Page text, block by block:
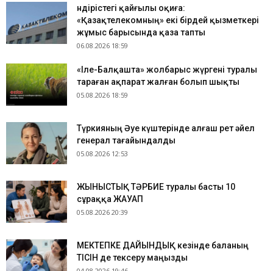
Өндірістегі қайғылы оқиға:
«Қазақтелекомның» екі бірдей қызметкері
жұмыс барысында қаза тапты
06.08.2026 18:59
«Іле-Балқашта» жолбарыс жүргені туралы
тараған ақпарат жалған болып шықты
05.08.2026 18:59
Түркияның Әуе күштерінде алғаш рет әйел
генерал тағайындалды
05.08.2026 12:53
ЖЫНЫСТЫҚ ТӘРБИЕ туралы басты 10
сұраққа ЖАУАП
05.08.2026 20:39
МЕКТЕПКЕ ДАЙЫНДЫҚ кезінде баланың
ТІСІН де тексеру маңызды